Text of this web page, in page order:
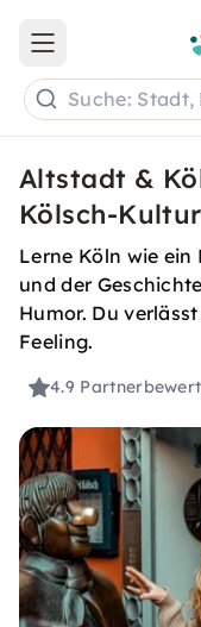
Open main menu
Suche: Stadt,
Altstadt &
Kölsch-
Lerne Köln wie ein
und der
Humor. Du
Feeling.
4.9